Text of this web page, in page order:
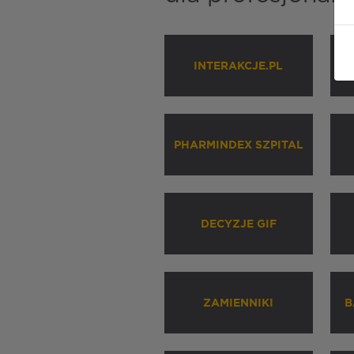
INTERAKCJE.PL
PHARMINDEX SZPITAL
DECYZJE GIF
ZAMIENNIKI